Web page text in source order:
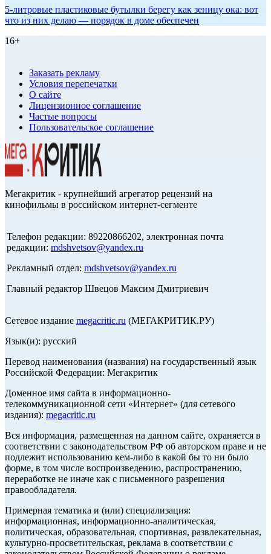
5-литровые пластиковые бутылки берегу как зеницу ока: вот
что из них делаю — порядок в доме обеспечен
16+
Заказать рекламу
Условия перепечатки
О сайте
Лицензионное соглашение
Частые вопросы
Пользовательское соглашение
Мегакритик - крупнейший агрегатор рецензий на
кинофильмы в российском интернет-сегменте
Телефон редакции: 89220866202, электронная почта
редакции: mdshvetsov@yandex.ru
Рекламный отдел: mdshvetsov@yandex.ru
Главный редактор Швецов Максим Дмитриевич
Сетевое издание megacritic.ru (МЕГАКРИТИК.РУ)
Язык(и): русский
Перевод наименования (названия) на государственный язык
Российской Федерации: Мегакритик
Доменное имя сайта в информационно-
телекоммуникационной сети «Интернет» (для сетевого
издания): megacritic.ru
Вся информация, размещенная на данном сайте, охраняется в
соответствии с законодательством РФ об авторском праве и не
подлежит использованию кем-либо в какой бы то ни было
форме, в том числе воспроизведению, распространению,
переработке не иначе как с письменного разрешения
правообладателя.
Примерная тематика и (или) специализация:
информационная, информационно-аналитическая,
политическая, образовательная, спортивная, развлекательная,
культурно-просветительская, реклама в соответствии с